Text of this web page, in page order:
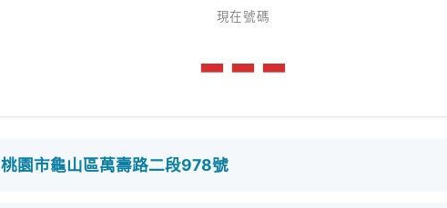
現在號碼
---
桃園市龜山區萬壽路二段978號